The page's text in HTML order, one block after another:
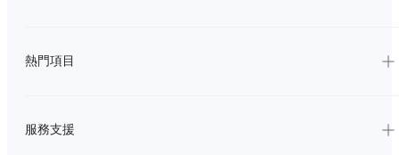
熱門項目
服務支援